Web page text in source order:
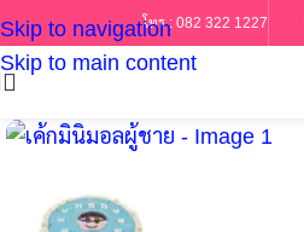
Skip to navigation
Skip to main content
โทร : 082 322 1227